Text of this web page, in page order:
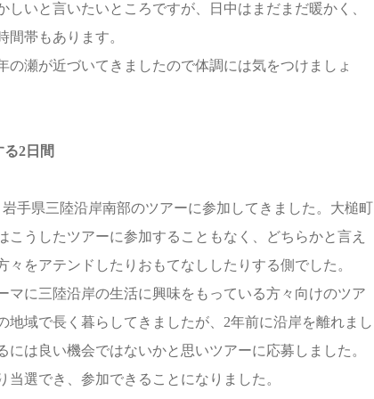
しいと言いたいところですが、日中はまだまだ暖かく、
間帯もあります。
の瀬が近づいてきましたので体調には気をつけましょ
2日間
手県三陸沿岸南部のツアーに参加してきました。大槌町
こうしたツアーに参加することもなく、どちらかと言え
々をアテンドしたりおもてなししたりする側でした。
マに三陸沿岸の生活に興味をもっている方々向けのツア
地域で長く暮らしてきましたが、2年前に沿岸を離れまし
には良い機会ではないかと思いツアーに応募しました。
当選でき、参加できることになりました。